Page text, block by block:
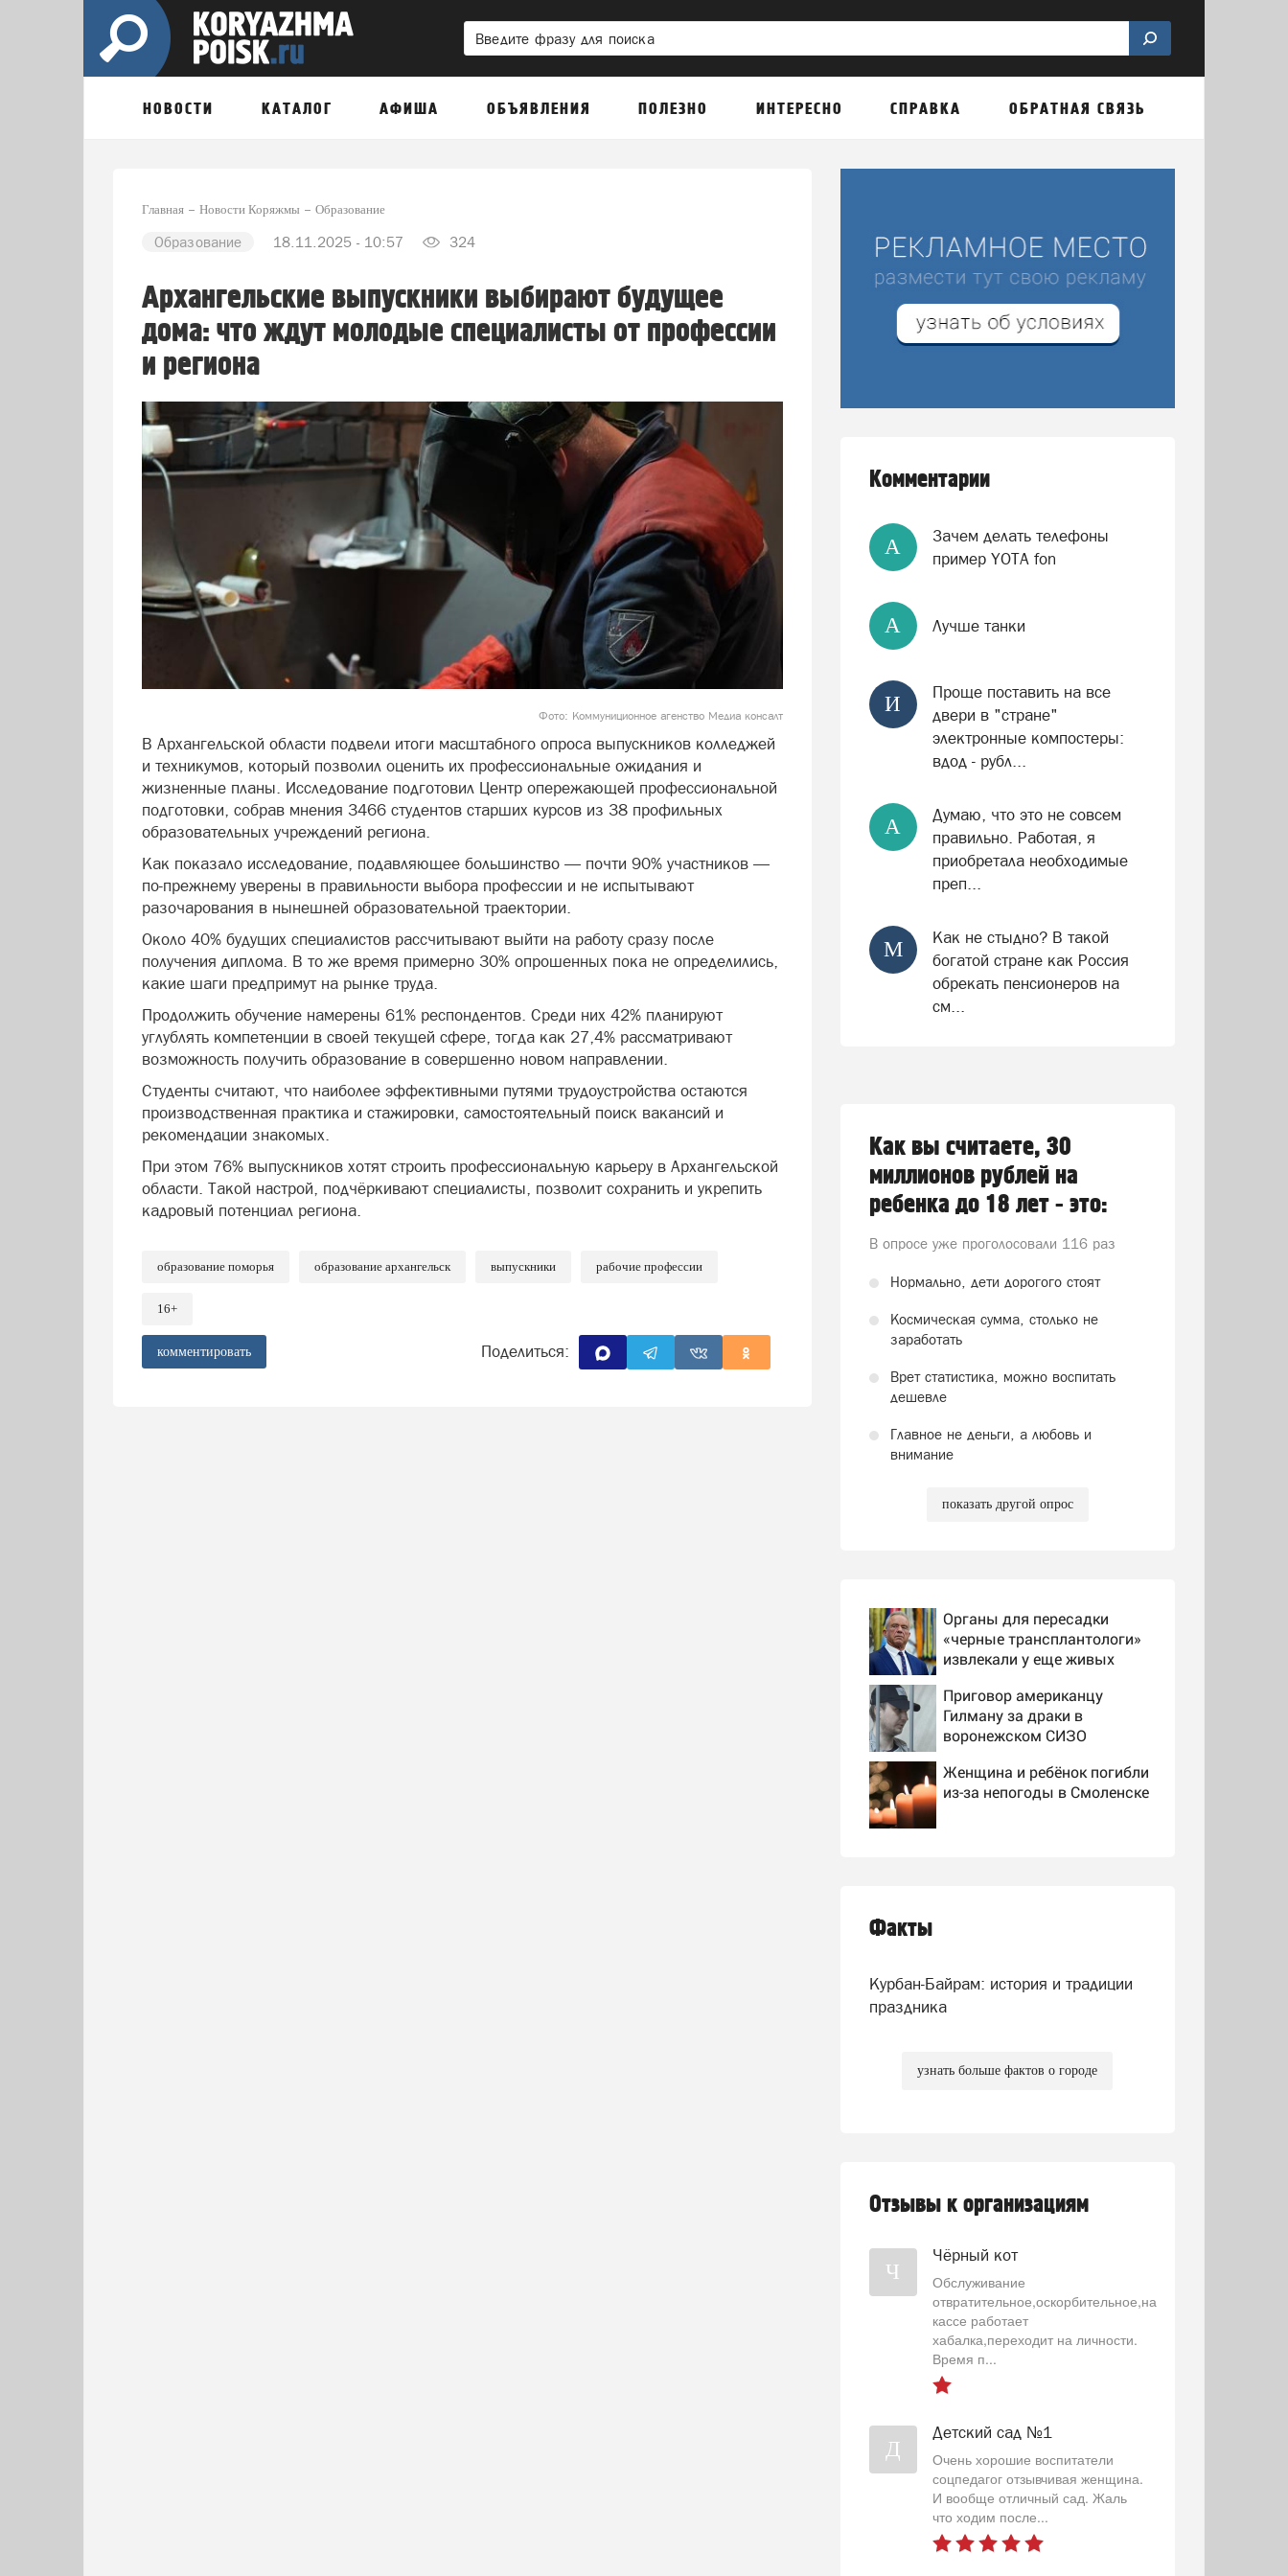
НОВОСТИ КАТАЛОГ АФИША ОБЪЯВЛЕНИЯ ПОЛЕЗНО ИНТЕРЕСНО СПРАВКА ОБРАТНАЯ СВЯЗЬ
Главная Новости Коряжмы Образование
Образование 18.11.2025 - 10:57 324
Архангельские выпускники выбирают будущее
дома: что ждут молодые специалисты от профессии
и региона
Фото: Коммуниционное агенство Медиа консалт
В Архангельской области подвели итоги масштабного опроса выпускников колледжей
и техникумов, который позволил оценить их профессиональные ожидания и
жизненные планы. Исследование подготовил Центр опережающей профессиональной
подготовки, собрав мнения 3466 студентов старших курсов из 38 профильных
образовательных учреждений региона.
Как показало исследование, подавляющее большинство — почти 90% участников —
по-прежнему уверены в правильности выбора профессии и не испытывают
разочарования в нынешней образовательной траектории.
Около 40% будущих специалистов рассчитывают выйти на работу сразу после
получения диплома. В то же время примерно 30% опрошенных пока не определились,
какие шаги предпримут на рынке труда.
Продолжить обучение намерены 61% респондентов. Среди них 42% планируют
углублять компетенции в своей текущей сфере, тогда как 27,4% рассматривают
возможность получить образование в совершенно новом направлении.
Студенты считают, что наиболее эффективными путями трудоустройства остаются
производственная практика и стажировки, самостоятельный поиск вакансий и
рекомендации знакомых.
При этом 76% выпускников хотят строить профессиональную карьеру в Архангельской
области. Такой настрой, подчёркивают специалисты, позволит сохранить и укрепить
кадровый потенциал региона.
образование поморья образование архангельск выпускники рабочие профессии
16+
комментировать Поделиться:
Комментарии
А
Зачем делать телефоны
пример YOTA fon
А Лучше танки
И
Проще поставить на все
двери в "стране"
электронные компостеры:
вдод - рубл...
А
Думаю, что это не совсем
правильно. Работая, я
приобретала необходимые
преп...
М
Как не стыдно? В такой
богатой стране как Россия
обрекать пенсионеров на
см...
Как вы считаете, 30
миллионов рублей на
ребенка до 18 лет - это:
В опросе уже проголосовали 116 раз
Нормально, дети дорогого стоят
Космическая сумма, столько не
заработать
Врет статистика, можно воспитать
дешевле
Главное не деньги, а любовь и
внимание
показать другой опрос
Органы для пересадки
«черные трансплантологи»
извлекали у еще живых
Приговор американцу
Гилману за драки в
воронежском СИЗО
Новости на Вести.ru
Женщина и ребёнок погибли
из-за непогоды в Смоленске
Факты
Курбан-Байрам: история и традиции
праздника
узнать больше фактов о городе
Отзывы к организациям
Ч
Чёрный кот
Обслуживание
отвратительное,оскорбительное,на
кассе работает
хабалка,переходит на личности.
Время п...
Д
Детский сад №1
Очень хорошие воспитатели
соцпедагог отзывчивая женщина.
И вообще отличный сад. Жаль
что ходим после...